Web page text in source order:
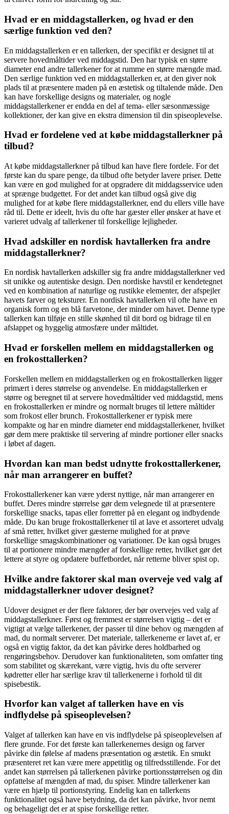
Hvad er en middagstallerken, og hvad er den
særlige funktion ved den?
En middagstallerken er en tallerken, der specifikt er designet til at
servere hovedmåltider ved middagstid. Den har typisk en større
diameter end andre tallerkener for at rumme en større mængde mad.
Den særlige funktion ved en middagstallerken er, at den giver nok
plads til at præsentere maden på en æstetisk og tiltalende måde. Den
kan have forskellige designs og materialer, og nogle
middagstallerkener er endda en del af tema- eller sæsonmæssige
kollektioner, der kan give en ekstra dimension til din spiseoplevelse.
Hvad er fordelene ved at købe middagstallerkner på
tilbud?
At købe middagstallerkner på tilbud kan have flere fordele. For det
første kan du spare penge, da tilbud ofte betyder lavere priser. Dette
kan være en god mulighed for at opgradere dit middagsservice uden
at sprænge budgettet. For det andet kan tilbud også give dig
mulighed for at købe flere middagstallerkner, end du ellers ville have
råd til. Dette er ideelt, hvis du ofte har gæster eller ønsker at have et
varieret udvalg af tallerkener til forskellige lejligheder.
Hvad adskiller en nordisk havtallerken fra andre
middagstallerkner?
En nordisk havtallerken adskiller sig fra andre middagstallerkner ved
sit unikke og autentiske design. Den nordiske havstil er kendetegnet
ved en kombination af naturlige og rustikke elementer, der afspejler
havets farver og teksturer. En nordisk havtallerken vil ofte have en
organisk form og en blå farvetone, der minder om havet. Denne type
tallerken kan tilføje en stille skønhed til dit bord og bidrage til en
afslappet og hyggelig atmosfære under måltidet.
Hvad er forskellen mellem en middagstallerken og
en frokosttallerken?
Forskellen mellem en middagstallerken og en frokosttallerken ligger
primært i deres størrelse og anvendelse. En middagstallerken er
større og beregnet til at servere hovedmåltider ved middagstid, mens
en frokosttallerken er mindre og normalt bruges til lettere måltider
som frokost eller brunch. Frokosttallerkener er typisk mere
kompakte og har en mindre diameter end middagstallerkener, hvilket
gør dem mere praktiske til servering af mindre portioner eller snacks
i løbet af dagen.
Hvordan kan man bedst udnytte frokosttallerkener,
når man arrangerer en buffet?
Frokosttallerkener kan være yderst nyttige, når man arrangerer en
buffet. Deres mindre størrelse gør dem velegnede til at præsentere
forskellige snacks, tapas eller forretter på en elegant og indbydende
måde. Du kan bruge frokosttallerkener til at lave et assorteret udvalg
af små retter, hvilket giver gæsterne mulighed for at prøve
forskellige smagskombinationer og variationer. De kan også bruges
til at portionere mindre mængder af forskellige retter, hvilket gør det
lettere at styre og opdatere buffetbordet, når retterne bliver spist op.
Hvilke andre faktorer skal man overveje ved valg af
middagstallerkner udover designet?
Udover designet er der flere faktorer, der bør overvejes ved valg af
middagstallerkner. Først og fremmest er størrelsen vigtig – det er
vigtigt at vælge tallerkener, der passer til dine behov og mængden af
mad, du normalt serverer. Det materiale, tallerkenerne er lavet af, er
også en vigtig faktor, da det kan påvirke deres holdbarhed og
rengøringsbehov. Derudover kan funktionaliteten, som omfatter ting
som stabilitet og skærekant, være vigtig, hvis du ofte serverer
kødretter eller har særlige krav til tallerkenerne i forhold til dit
spisebestik.
Hvorfor kan valget af tallerken have en vis
indflydelse på spiseoplevelsen?
Valget af tallerken kan have en vis indflydelse på spiseoplevelsen af
flere grunde. For det første kan tallerkenernes design og farver
påvirke din følelse af madens præsentation og æstetik. En smukt
præsenteret ret kan være mere appetitlig og tilfredsstillende. For det
andet kan størrelsen på tallerkenen påvirke portionsstørrelsen og din
opfattelse af mængden af mad, du spiser. Mindre tallerkener kan
være en hjælp til portionstyring. Endelig kan en tallerkens
funktionalitet også have betydning, da det kan påvirke, hvor nemt
og behageligt det er at spise forskellige retter.